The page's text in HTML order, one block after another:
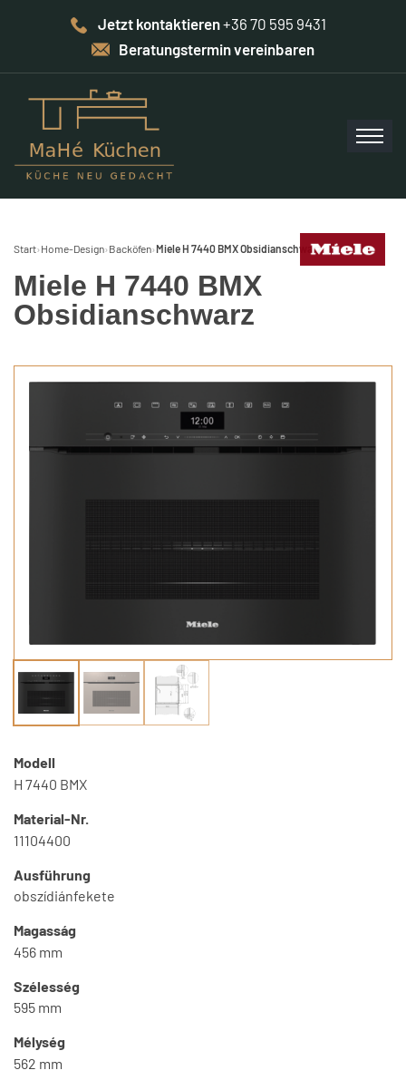
Jetzt kontaktieren+36 70 595 9431
Beratungstermin vereinbaren
Start› Home-Design› Backöfen›Miele H 7440 BMX Obsidianschwarz
Miele H 7440 BMX
Obsidianschwarz
Modell
H 7440 BMX
Material-Nr.
11104400
Ausführung
obszídiánfekete
Magasság
456 mm
Szélesség
595 mm
Mélység
562 mm